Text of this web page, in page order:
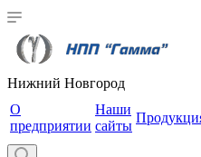
Нижний Новгород
О
предприятии
Наши
сайты